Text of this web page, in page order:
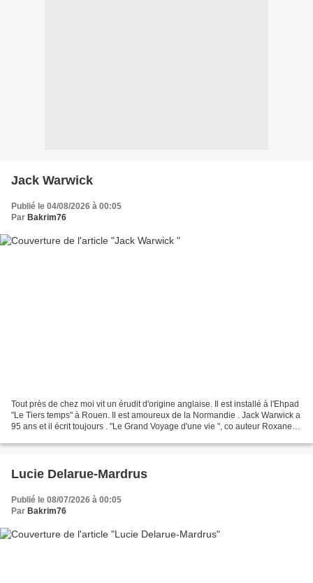
Jack Warwick
Publié le 04/08/2026 à 00:05
Par Bakrim76
Tout près de chez moi vit un érudit d'origine anglaise. Il est installé à l'Ehpad
"Le Tiers temps" à Rouen. Il est amoureux de la Normandie . Jack Warwick a
95 ans et il écrit toujours . "Le Grand Voyage d'une vie ", co auteur Roxane
Lucie Delarue-Mardrus
Publié le 08/07/2026 à 00:05
Par Bakrim76